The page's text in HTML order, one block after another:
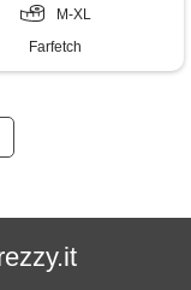
M-XL
Farfetch